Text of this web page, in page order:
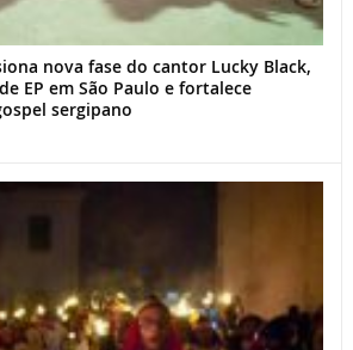
nova fase do cantor Lucky Black,
EP em São Paulo e fortalece
sergipano